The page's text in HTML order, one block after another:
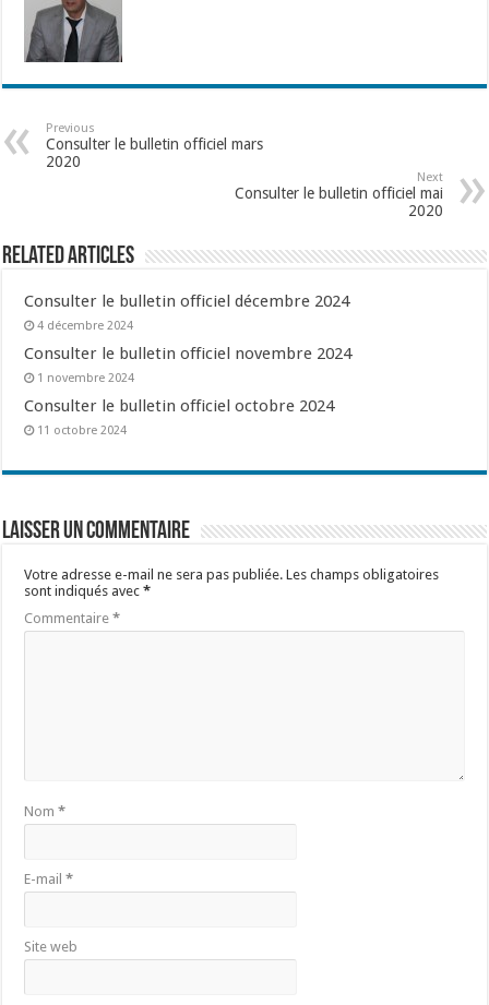
Previous
Consulter le bulletin officiel mars
2020
Next
Consulter le bulletin officiel mai
2020
Related Articles
Consulter le bulletin officiel décembre 2024
4 décembre 2024
Consulter le bulletin officiel novembre 2024
1 novembre 2024
Consulter le bulletin officiel octobre 2024
11 octobre 2024
Laisser un commentaire
Votre adresse e-mail ne sera pas publiée. Les champs obligatoires
sont indiqués avec*
Commentaire*
Nom*
E-mail*
Site web